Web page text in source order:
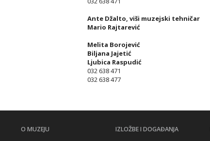
Ante Džalto, viši muzejski tehničar
Mario Rajtarević
Melita Borojević
Biljana Jajetić
Ljubica Raspudić
032 638 471
032 638 477
O MUZEJU
IZLOŽBE I DOGAĐANJA